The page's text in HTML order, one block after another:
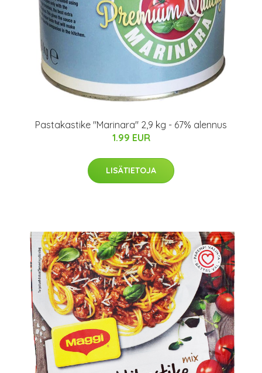
Pastakastike "Marinara" 2,9 kg - 67% alennus
1.99 EUR
LISÄTIETOJA